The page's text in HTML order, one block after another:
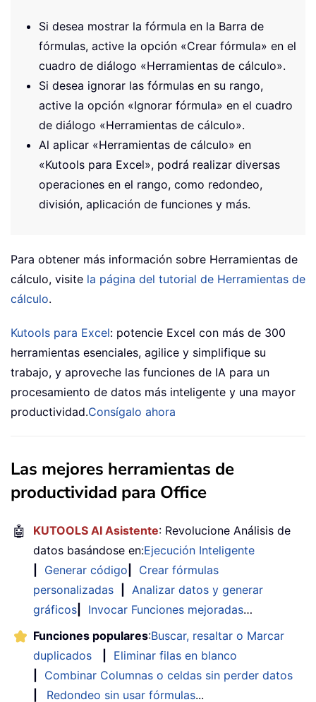
Si desea mostrar la fórmula en la Barra de
fórmulas, active la opción «Crear fórmula» en el
cuadro de diálogo «Herramientas de cálculo».
Si desea ignorar las fórmulas en su rango,
active la opción «Ignorar fórmula» en el cuadro
de diálogo «Herramientas de cálculo».
Al aplicar «Herramientas de cálculo» en
«Kutools para Excel», podrá realizar diversas
operaciones en el rango, como redondeo,
división, aplicación de funciones y más.
Para obtener más información sobre Herramientas de
cálculo, visite la página del tutorial de Herramientas de
cálculo.
Kutools para Excel: potencie Excel con más de 300
herramientas esenciales, agilice y simplifique su
trabajo, y aproveche las funciones de IA para un
procesamiento de datos más inteligente y una mayor
productividad.Consígalo ahora
Las mejores herramientas de
productividad para Office
🤖 KUTOOLS AI Asistente: Revolucione Análisis de
datos basándose en:Ejecución Inteligente
Generar código
Crear fórmulas
personalizadas
Analizar datos y generar
gráficos
Invocar Funciones mejoradas…
Funciones populares:Buscar, resaltar o Marcar
duplicados
Eliminar filas en blanco
Combinar Columnas o celdas sin perder datos
Redondeo sin usar fórmulas...